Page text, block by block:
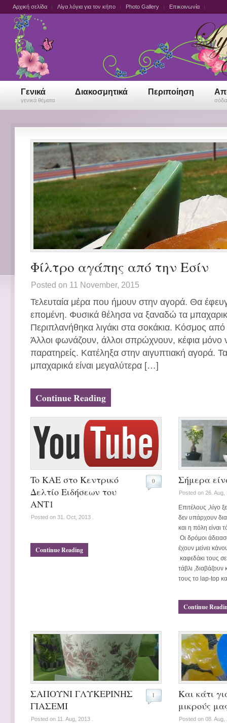
Αρχική σελίδα Λίγα λόγια για τον κήπο Photo Gallery Επικοινωνία
Γενικά
γενικά θέματα
Διακοσμητικά Περιποίηση
Φίλτρο αγάπης από την Εσίν
Posted on 11 November, 2015
Τελευταία μέρα που ήμουν στην αγορά. Θα
επομένη. Φυσικά θέλησα να ξαναδώ τα
Περιπλανήθηκα λιγάκι στα σοκάκια. Κόσμος
Άλλοι φωνάζουν, άλλοι σπρώχνουν, κέφια μόνο
παρατηρείς. Κατέληξα στην αιγυπτιακή αγορά.
μπαχαρικά είναι μεγαλύτερα […]
Continue Reading
To KAE στο Κεντρικό
Δελτίο Ειδήσεων του
ANT1
Posted on 31. Oct, 2013 .
0
Continue Reading
Σήμερα
Posted on 26. Aug,
Επιτέλους ,λίγο
δεν υπάρχουν
και η πόλη είναι
Οι δρόμοι
έχουν μείνει
καφεδάκι τους
τάβλι ,διαβάζουν
τους το lap-top
Continue
ΣΑΠΟΥΝΙ ΓΛΥΚΕΡΙΝΗΣ
ΓΙΑΣΕΜΙ
Posted on 11. Aug, 2013 .
1
Και κάτι
μικρούς
Posted on 08. Aug,